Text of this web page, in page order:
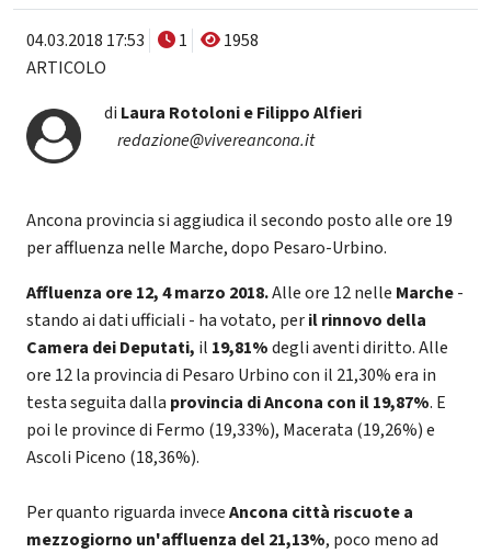
04.03.2018 17:53 1
1958
ARTICOLO
di Laura Rotoloni e Filippo Alfieri
redazione@vivereancona.it
Ancona provincia si aggiudica il secondo posto alle ore 19
per affluenza nelle Marche, dopo Pesaro-Urbino.
Affluenza ore 12, 4 marzo 2018.Alle ore 12 nelle Marche-
stando ai dati ufficiali - ha votato, peril rinnovo della
Camera dei Deputati, il 19,81%degli aventi diritto. Alle
ore 12 la provincia di Pesaro Urbino con il 21,30% era in
testa seguita dalla provincia di Ancona con il 19,87%. E
poi le province di Fermo (19,33%), Macerata (19,26%) e
Ascoli Piceno (18,36%).
Per quanto riguarda inveceAncona città riscuote a
mezzogiorno un'affluenza del 21,13%, poco meno ad